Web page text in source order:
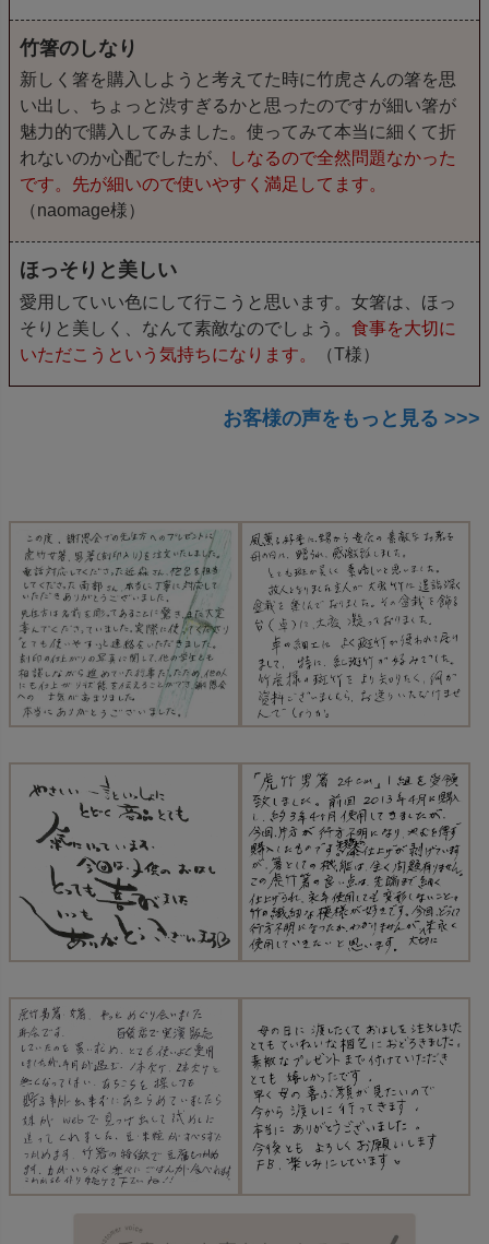
竹箸のしなり
新しく箸を購入しようと考えてた時に竹虎さんの箸を思
い出し、ちょっと渋すぎるかと思ったのですが細い箸が
魅力的で購入してみました。使ってみて本当に細くて折
れないのか心配でしたが、
しなるので全然問題なかった
です。先が細いので使いやすく満足してます。
（naomage様）
ほっそりと美しい
愛用していい色にして行こうと思います。女箸は、ほっ
そりと美しく、なんて素敵なのでしょう。食事を大切に
いただこうという気持ちになります。
（T様）
お客様の声をもっと見る >>>